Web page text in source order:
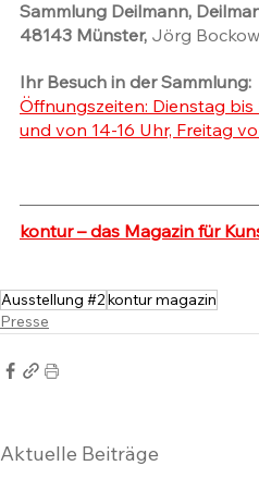
Sammlung Deilmann,
48143 Münster, Jörg Bockow
Ihr Besuch in der Sammlung:
Öffnungszeiten: Dienstag bis
und von 14-16 Uhr, Freitag
kontur – das Magazin für
Ausstellung #2kontur magazin
Presse
Aktuelle Beiträge